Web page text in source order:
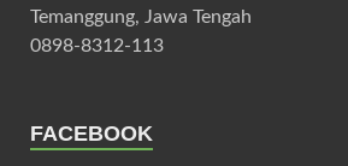
Temanggung, Jawa Tengah
0898-8312-113
FACEBOOK